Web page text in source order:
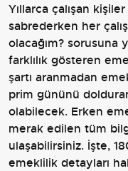
Yıllarca çalışan
sabrederken her
olacağım? sorusuna
farklılık gösteren
şartı aranmadan
prim gününü
olabilecek. Erken
merak edilen tüm
ulaşabilirsiniz. İşte,
emeklilik detayları